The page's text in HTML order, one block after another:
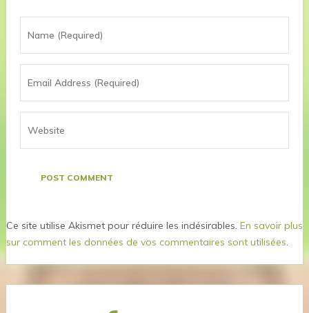
Ce site utilise Akismet pour réduire les indésirables. En savoir plus
sur comment les données de vos commentaires sont utilisées.